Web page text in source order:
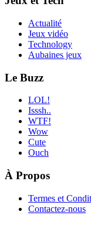
Actualité
Jeux vidéo
Technology
Aubaines jeux
Le Buzz
LOL!
Isssh..
WTF!
Wow
Cute
Ouch
À Propos
Termes et
Contactez-nous